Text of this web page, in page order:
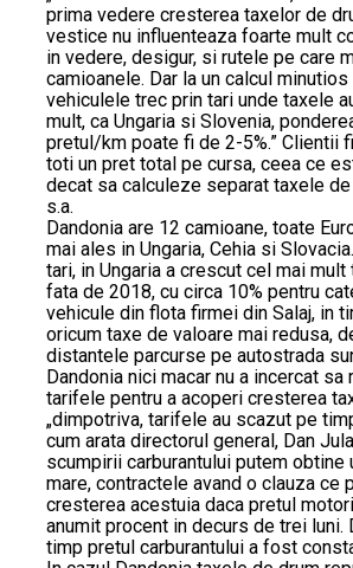
prima vedere cresterea taxelor de
vestice nu influenteaza foarte mult
in vedere, desigur, si rutele pe care
camioanele. Dar la un calcul
vehiculele trec prin tari unde taxele
mult, ca Ungaria si Slovenia,
pretul/km poate fi de 2-5%.” Clientii
toti un pret total pe cursa, ceea ce
decat sa calculeze separat taxele
s.a.
Dandonia are 12 camioane, toate
mai ales in Ungaria, Cehia si
tari, in Ungaria a crescut cel mai mult
fata de 2018, cu circa 10% pentru
vehicule din flota firmei din Salaj, in
oricum taxe de valoare mai redusa,
distantele parcurse pe autostrada
Dandonia nici macar nu a incercat
tarifele pentru a acoperi cresterea
„dimpotriva, tarifele au scazut pe
cum arata directorul general, Dan
scumpirii carburantului putem obtine
mare, contractele avand o clauza ce
cresterea acestuia daca pretul
anumit procent in decurs de trei luni.
timp pretul carburantului a fost